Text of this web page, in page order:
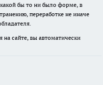
бы то ни было форме, в
переработке не иначе
сайте, вы автоматически